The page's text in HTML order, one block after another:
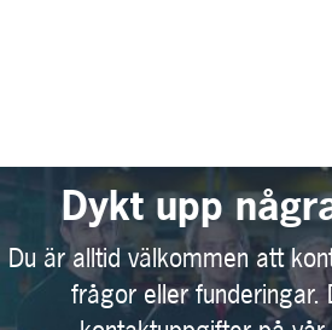
Dykt upp
Du är alltid välkommen att
frågor eller funderingar.